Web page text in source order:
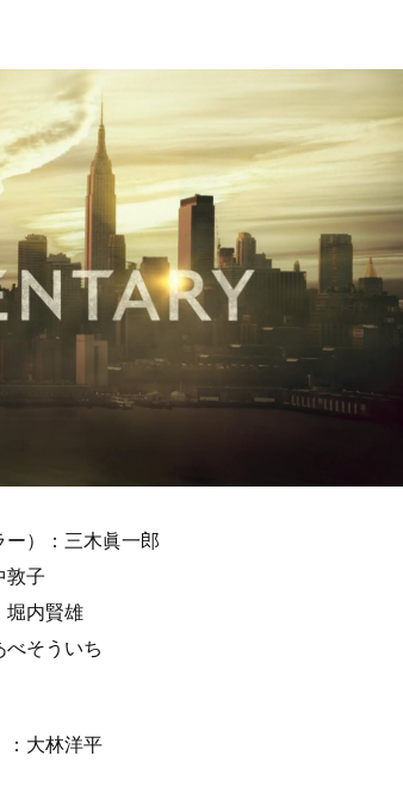
）：三木眞一郎
敦子
堀内賢雄
そういち
：大林洋平